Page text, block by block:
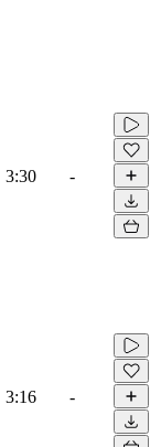
3:30 -
3:16 -